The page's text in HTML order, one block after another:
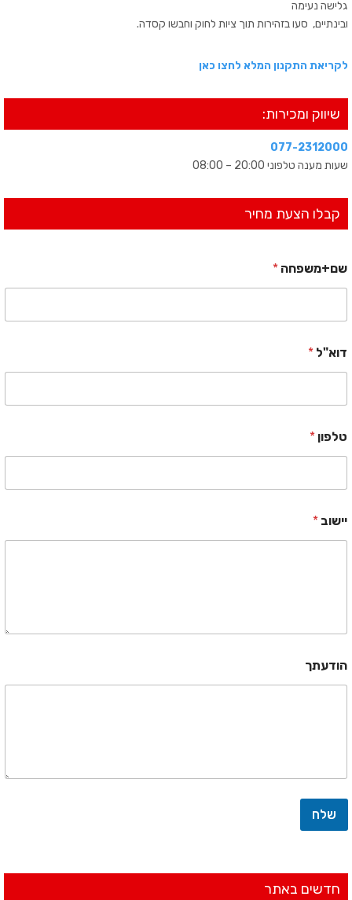
גלישה נעימה
ובינתיים, סעו בזהירות תוך ציות לחוק וחבשו קסדה.
לקריאת התקנון המלא לחצו כאן
שיווק ומכירות:
077-2312000​
שעות מענה טלפוני 20:00 – 08:00
קבלו הצעת מחיר
שם+משפחה *
דוא"ל *
טלפון *
יישוב *
הודעתך
שלח
חדשים באתר